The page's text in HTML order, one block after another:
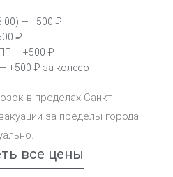
— +500 ₽
₽
— +500 ₽
+500 ₽ за колесо
в пределах Санкт-
за пределы города
все цены